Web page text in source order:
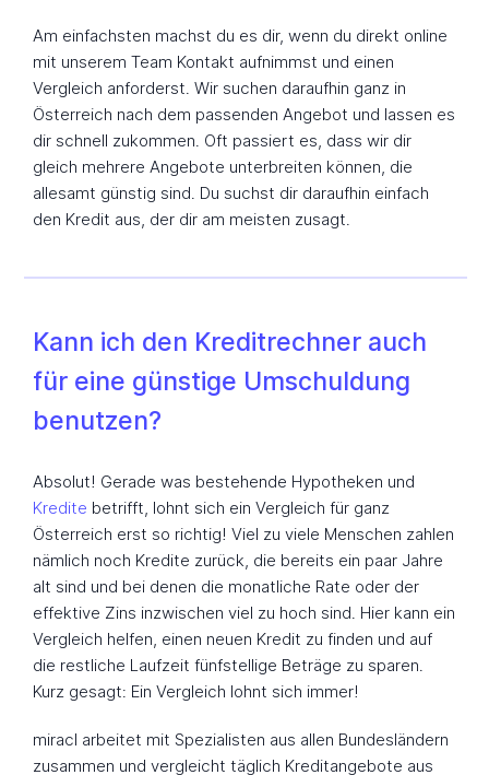
Am einfachsten machst du es dir, wenn du direkt online
mit unserem Team Kontakt aufnimmst und einen
Vergleich anforderst. Wir suchen daraufhin ganz in
Österreich nach dem passenden Angebot und lassen es
dir schnell zukommen. Oft passiert es, dass wir dir
gleich mehrere Angebote unterbreiten können, die
allesamt günstig sind. Du suchst dir daraufhin einfach
den Kredit aus, der dir am meisten zusagt.
Kann ich den Kreditrechner auch
für eine günstige Umschuldung
benutzen?
Absolut! Gerade was bestehende Hypotheken und
Kredite betrifft, lohnt sich ein Vergleich für ganz
Österreich erst so richtig! Viel zu viele Menschen zahlen
nämlich noch Kredite zurück, die bereits ein paar Jahre
alt sind und bei denen die monatliche Rate oder der
effektive Zins inzwischen viel zu hoch sind. Hier kann ein
Vergleich helfen, einen neuen Kredit zu finden und auf
die restliche Laufzeit fünfstellige Beträge zu sparen.
Kurz gesagt: Ein Vergleich lohnt sich immer!
miracl arbeitet mit Spezialisten aus allen Bundesländern
zusammen und vergleicht täglich Kreditangebote aus